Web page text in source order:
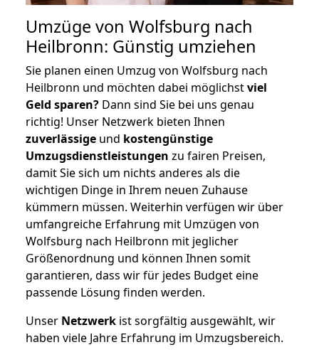
Umzüge von Wolfsburg nach
Heilbronn: Günstig umziehen
Sie planen einen Umzug von Wolfsburg nach
Heilbronn und möchten dabei möglichstviel
Geld sparen? Dann sind Sie bei uns genau
richtig! Unser Netzwerk bieten Ihnen
zuverlässige und kostengünstige
Umzugsdienstleistungen zu fairen Preisen,
damit Sie sich um nichts anderes als die
wichtigen Dinge in Ihrem neuen Zuhause
kümmern müssen. Weiterhin verfügen wir über
umfangreiche Erfahrung mit Umzügen von
Wolfsburg nach Heilbronn mit jeglicher
Größenordnung und können Ihnen somit
garantieren, dass wir für jedes Budget eine
passende Lösung finden werden.
Unser Netzwerk ist sorgfältig ausgewählt, wir
haben viele Jahre Erfahrung im Umzugsbereich.